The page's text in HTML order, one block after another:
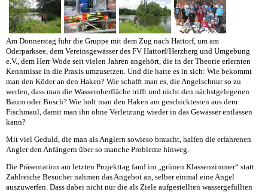
Am Donnerstag fuhr die Gruppe mit dem Zug nach Hattorf, um am
Oderparksee, dem Vereinsgewässer des FV Hattorf/Herzberg und Umgebung
e.V., dem Herr Wode seit vielen Jahren angehört, die in der Theorie erlernten
Kenntnisse in die Praxis umzusetzen. Und die hatte es in sich: Wie bekommt
man den Köder an den Haken? Wie schafft man es, die Angelschnur so zu
werfen, dass man die Wasseroberfläche trifft und nicht den nächstgelegenen
Baum oder Busch? Wie holt man den Haken am geschicktesten aus dem
Fischmaul, damit man ihn ohne Verletzung wieder in das Gewässer entlassen
kann?
Mit viel Geduld, die man als Anglern sowieso braucht, halfen die erfahrenen
Angler den Anfängern über so manche Probleme hinweg.
Die Präsentation am letzten Projekttag fand im „grünen Klassenzimmer“ statt.
Zahlreiche Besucher nahmen das Angebot an, selber einmal eine Angel
auszuwerfen. Dass dabei nicht nur die als Ziele aufgestellten wassergefüllten